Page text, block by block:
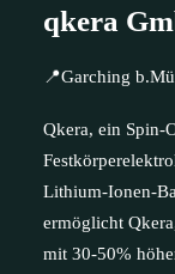
qkera
📍Garching
Qkera, ein Spin-
Lithium-Ionen-
ermöglicht
mit 30-50%